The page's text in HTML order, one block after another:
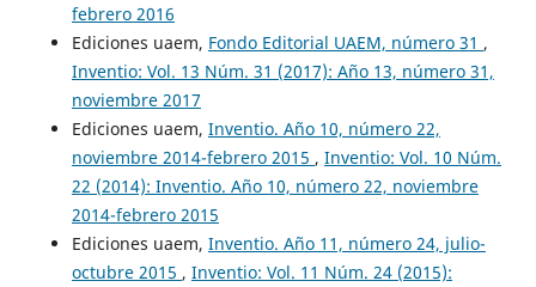
febrero 2016
Ediciones uaem, Fondo Editorial UAEM, número 31 ,
Inventio: Vol. 13 Núm. 31 (2017): Año 13, número 31,
noviembre 2017
Ediciones uaem, Inventio. Año 10, número 22,
noviembre 2014-febrero 2015 , Inventio: Vol. 10 Núm.
22 (2014): Inventio. Año 10, número 22, noviembre
2014-febrero 2015
Ediciones uaem, Inventio. Año 11, número 24, julio-
octubre 2015 , Inventio: Vol. 11 Núm. 24 (2015):